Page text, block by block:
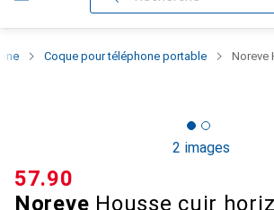
Coque pour téléphone portable Noreve
2 images
Noreve Housse cuir
CHF
57.90